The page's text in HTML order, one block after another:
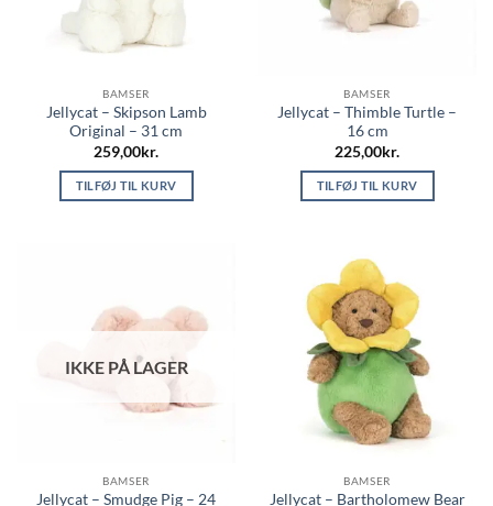
BAMSER
Jellycat – Skipson Lamb
Original – 31 cm
259,00kr.
TILFØJ TIL KURV
BAMSER
Jellycat – Thimble Turtle –
16 cm
225,00kr.
TILFØJ TIL KURV
IKKE PÅ LAGER
BAMSER
Jellycat – Smudge Pig – 24
BAMSER
Jellycat – Bartholomew Bear